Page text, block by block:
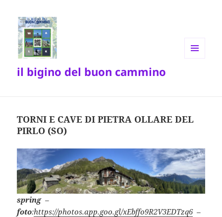
il bigino del buon cammino
TORNI E CAVE DI PIETRA OLLARE DEL
PIRLO (SO)
spring–
foto:https://photos.app.goo.gl/xEbffo9R2V3EDTzq6–